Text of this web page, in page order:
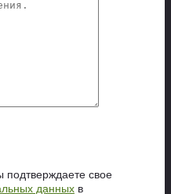
подтверждаете свое
данных в